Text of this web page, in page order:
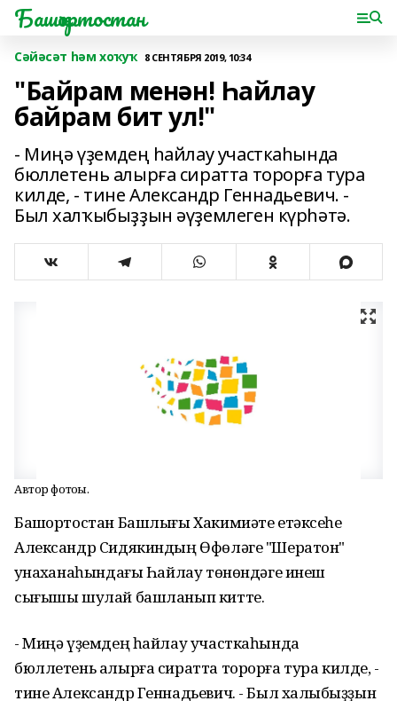
Башҡортостан
Сәйәсәт һәм хоҡуҡ 8 СЕНТЯБРЯ 2019, 10:34
"Байрам менән! Һайлау
байрам бит ул!"
- Миңә үҙемдең һайлау участкаһында
бюллетень алырға сиратта торорға тура
килде, - тине Александр Геннадьевич. -
Был халҡыбыҙҙын әүҙемлеген күрһәтә.
Автор фотоһы.
Башҡортостан Башлығы Хакимиәте етәксеһе
Александр Сидякиндың Өфөләге "Шератон"
ҡунаҡханаһындағы Һайлау төнөндәге инеш
сығышы шулай башланып китте.
- Миңә үҙемдең һайлау участкаһында
бюллетень алырға сиратта торорға тура килде, -
тине Александр Геннадьевич. - Был халҡыбыҙҙын